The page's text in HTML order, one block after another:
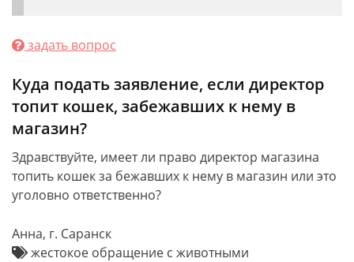
задать вопрос
Куда подать заявление, если директор
топит кошек, забежавших к нему в
магазин?
Здравствуйте, имеет ли право директор магазина
топить кошек за бежавших к нему в магазин или это
уголовно ответственно?
Анна, г. Саранск
жестокое обращение с животными